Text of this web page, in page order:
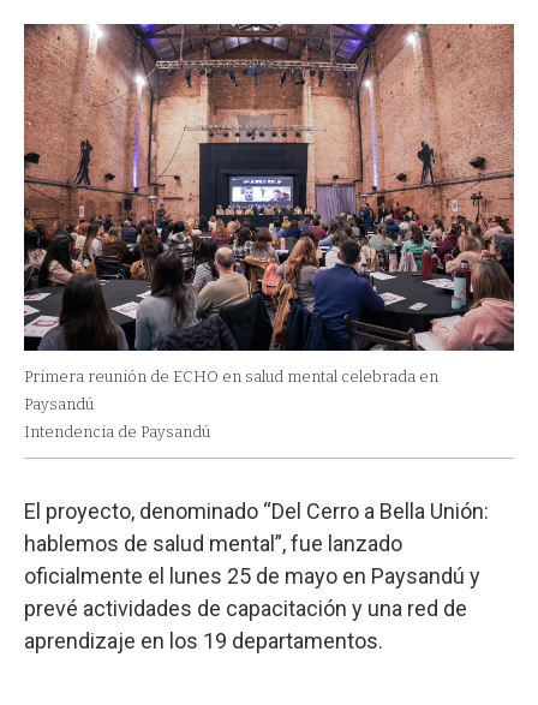
Primera reunión de ECHO en salud mental celebrada en
Paysandú
Intendencia de Paysandú
El proyecto, denominado “Del Cerro a Bella Unión:
hablemos de salud mental”, fue lanzado
oficialmente el lunes 25 de mayo en Paysandú y
prevé actividades de capacitación y una red de
aprendizaje en los 19 departamentos.